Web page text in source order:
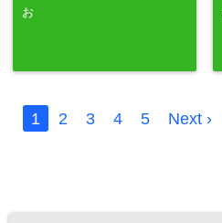
ぉ
1 2 3 4 5 Next ›